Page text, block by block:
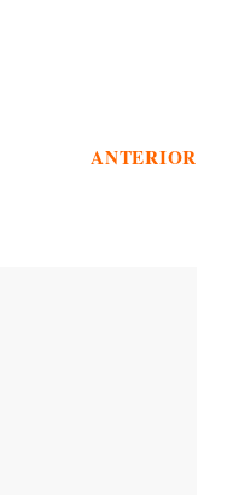
ANTERIOR